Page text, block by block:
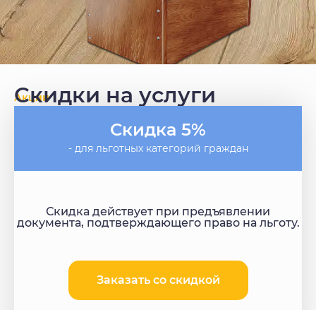
Акции
Скидки на услуги
Скидка 5%
- для льготных категорий граждан
Скидка действует при предъявлении
документа, подтверждающего право на льготу.
Заказать со скидкой​